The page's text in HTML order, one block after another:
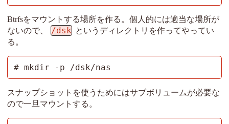
Btrfsをマウントする場所を作る。個人的には適当な場所が
ないので、
/dsk というディレクトリを作ってやってい
る。
# mkdir -p /dsk/nas
スナップショットを使うためにはサブボリュームが必要な
ので一旦マウントする。